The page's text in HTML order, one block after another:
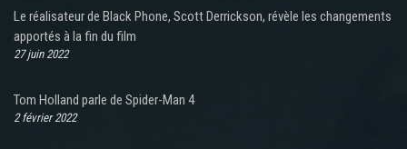
Le réalisateur de Black Phone, Scott Derrickson, révèle les changements
apportés à la fin du film
27 juin 2022
Tom Holland parle de Spider-Man 4
2 février 2022